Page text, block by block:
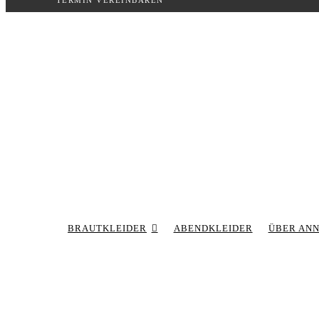
Inhalt
BRAUTKLEIDER ABENDKLEIDER ÜBER